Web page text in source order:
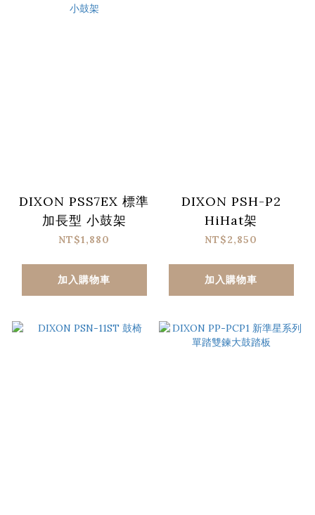
DIXON PSS7EX 標準
加長型 小鼓架
NT$1,880
加入購物車
DIXON PSH-P2
HiHat架
NT$2,850
加入購物車